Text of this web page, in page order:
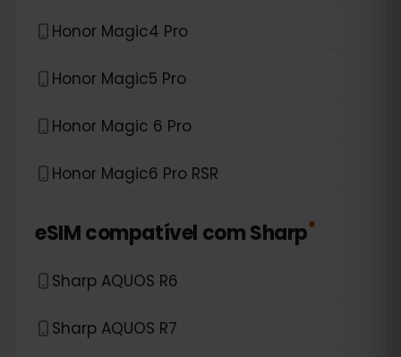
Honor Magic4 Pro
Honor Magic5 Pro
Honor Magic 6 Pro
Honor Magic6 Pro RSR
eSIM compatível comSharp*
Sharp AQUOS R6
Sharp AQUOS R7